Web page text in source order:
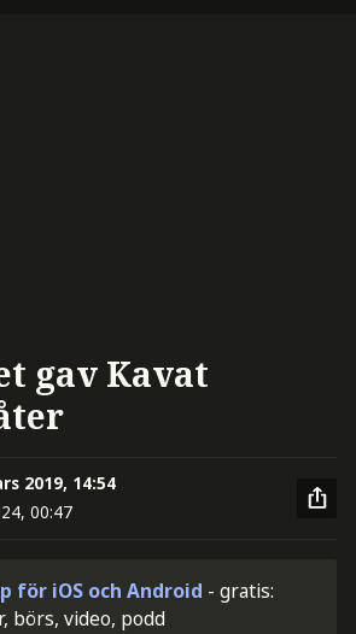
gav Kavat
2019, 14:54
00:47
för iOS och Android - gratis:
börs, video, podd